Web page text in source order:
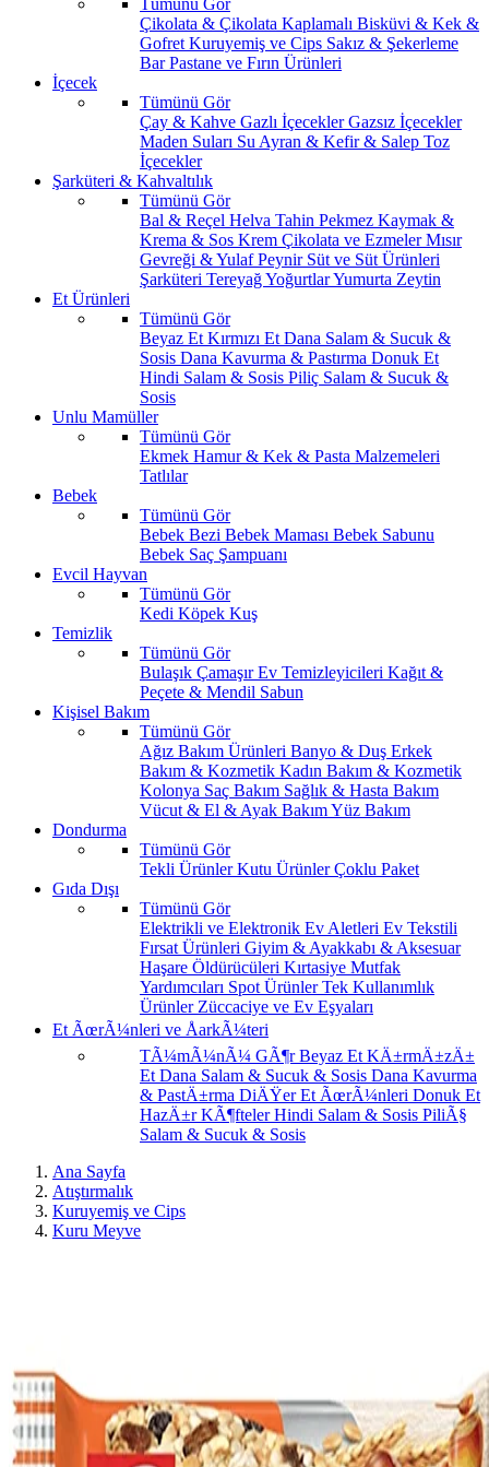
Çikolata & Çikolata Kaplamalı Bisküvi & Kek &
Gofret Kuruyemiş ve Cips Sakız & Şekerleme
BarPastane ve Fırın Ürünleri
İçecek
Tümünü Gör
Çay & Kahve Gazlı İçeceklerGazsız İçecekler
Maden Suları Su Ayran & Kefir & Salep Toz
İçecekler
Şarküteri & Kahvaltılık
Tümünü Gör
Bal & Reçel Helva Tahin Pekmez Kaymak &
Krema & Sos Krem Çikolata ve EzmelerMısır
Gevreği & YulafPeynir Süt ve Süt Ürünleri
Şarküteri TereyağYoğurtlarYumurta Zeytin
Et Ürünleri
Tümünü Gör
Beyaz Et Kırmızı Et Dana Salam & Sucuk &
Sosis Dana Kavurma & Pastırma Donuk Et
Hindi Salam & Sosis Piliç Salam & Sucuk &
Sosis
Unlu Mamüller
Tümünü Gör
Ekmek Hamur & Kek & Pasta Malzemeleri
Tatlılar
Bebek
Tümünü Gör
Bebek Bezi Bebek Maması Bebek Sabunu
Bebek Saç Şampuanı
Evcil Hayvan
Tümünü Gör
Kedi Köpek Kuş
Temizlik
Tümünü Gör
Bulaşık ÇamaşırEv Temizleyicileri Kağıt &
Peçete & Mendil Sabun
Kişisel Bakım
Tümünü Gör
Ağız Bakım Ürünleri Banyo & Duş Erkek
Bakım & Kozmetik Kadın Bakım & Kozmetik
Kolonya Saç Bakım Sağlık & Hasta Bakım
Vücut & El & Ayak BakımYüz Bakım
Dondurma
Tümünü Gör
Tekli ÜrünlerKutu ÜrünlerÇoklu Paket
Gıda Dışı
Tümünü Gör
Elektrikli ve Elektronik Ev Aletleri Ev Tekstili
Fırsat Ürünleri Giyim & Ayakkabı & Aksesuar
Haşare Öldürücüleri Kırtasiye Mutfak
Yardımcıları Spot ÜrünlerTek Kullanımlık
Ürünler Züccaciye ve Ev Eşyaları
Et ÃœrÃ¼nleri ve ÅarkÃ¼teri
TÃ¼mÃ¼nÃ¼ GÃ¶rBeyaz Et KÄ±rmÄ±zÄ±
Et Dana Salam & Sucuk & Sosis Dana Kavurma
& PastÄ±rma DiÄŸer Et ÃœrÃ¼nleri Donuk Et
HazÄ±r KÃ¶ftelerHindi Salam & Sosis PiliÃ§
Salam & Sucuk & Sosis
Ana Sayfa
Atıştırmalık
Kuruyemiş ve Cips
Kuru Meyve